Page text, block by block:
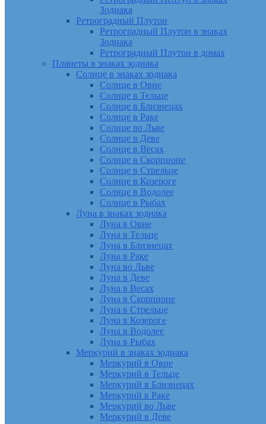
Зодиака
Ретроградный Плутон
Ретроградный Плутон в знаках
Зодиака
Ретроградный Плутон в домах
Планеты в знаках зодиака
Солнце в знаках зодиака
Солнце в Овне
Солнце в Тельце
Солнце в Близнецах
Солнце в Раке
Солнце во Льве
Солнце в Деве
Солнце в Весах
Солнце в Скорпионе
Солнце в Стрельце
Солнце в Козероге
Солнце в Водолее
Солнце в Рыбах
Луна в знаках зодиака
Луна в Овне
Луна в Тельце
Луна в Близнецах
Луна в Раке
Луна во Льве
Луна в Деве
Луна в Весах
Луна в Скорпионе
Луна в Стрельце
Луна в Козероге
Луна в Водолее
Луна в Рыбах
Меркурий в знаках зодиака
Меркурий в Овне
Меркурий в Тельце
Меркурий в Близнецах
Меркурий в Раке
Меркурий во Льве
Меркурий в Деве